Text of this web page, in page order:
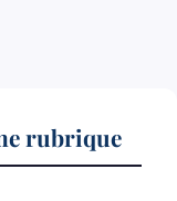
rubrique